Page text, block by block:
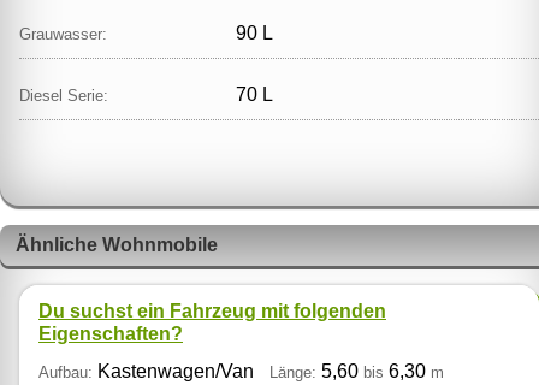
Grauwasser: 90 L
Diesel Serie: 70 L
Ähnliche Wohnmobile
Du suchst ein Fahrzeug mit folgenden
Eigenschaften?
Aufbau: Kastenwagen/Van Länge: 5,60 bis 6,30 m